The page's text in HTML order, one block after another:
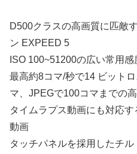
D500クラスの高画質に匹敵
ン EXPEED 5
ISO 100~51200の広い常用感
最高約8コマ/秒で14 ビット
マ、JPEGで100コマまでの
タイムラプス動画にも対応
動画
タッチパネルを採用したチ